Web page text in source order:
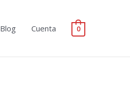
Blog Cuenta 0